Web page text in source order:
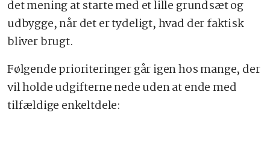
det mening at starte med et lille grundsæt og
udbygge, når det er tydeligt, hvad der faktisk
bliver brugt.
Følgende prioriteringer går igen hos mange, der
vil holde udgifterne nede uden at ende med
tilfældige enkeltdele: